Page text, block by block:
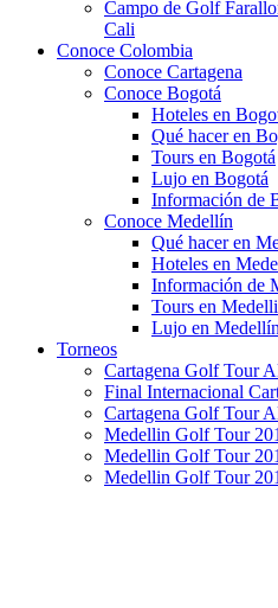
Campo de Golf
Cali
Conoce Colombia
Conoce Cartagena
Conoce Bogotá
Hoteles en
Qué hacer en
Tours en Bogotá
Lujo en Bogotá
Información de
Conoce Medellín
Qué hacer en
Hoteles en
Información de
Tours en
Lujo en
Torneos
Cartagena Golf Tour
Final Internacional
Cartagena Golf Tour
Medellin Golf Tour
Medellin Golf Tour
Medellin Golf Tour